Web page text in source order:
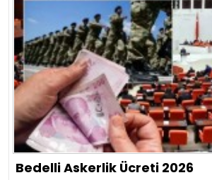
Bedelli Askerlik Ücreti 2026